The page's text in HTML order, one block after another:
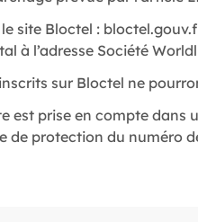
site Bloctel :
à l’adresse Société
sur Bloctel ne
est prise en compte
de protection du numéro